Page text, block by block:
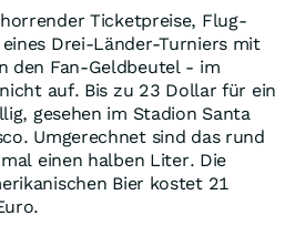
Ticketpreise, Flug-
Drei-Länder-Turniers mit
den Fan-Geldbeutel - im
auf. Bis zu 23 Dollar für ein
gesehen im Stadion Santa
Umgerechnet sind das rund
einen halben Liter. Die
Bier kostet 21